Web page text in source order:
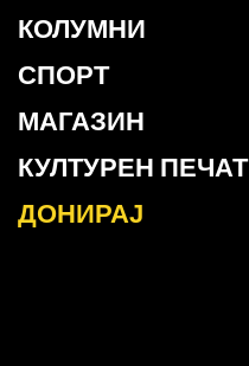
КОЛУМНИ
СПОРТ
МАГАЗИН
КУЛТУРЕН ПЕЧАТ
ДОНИРАЈ